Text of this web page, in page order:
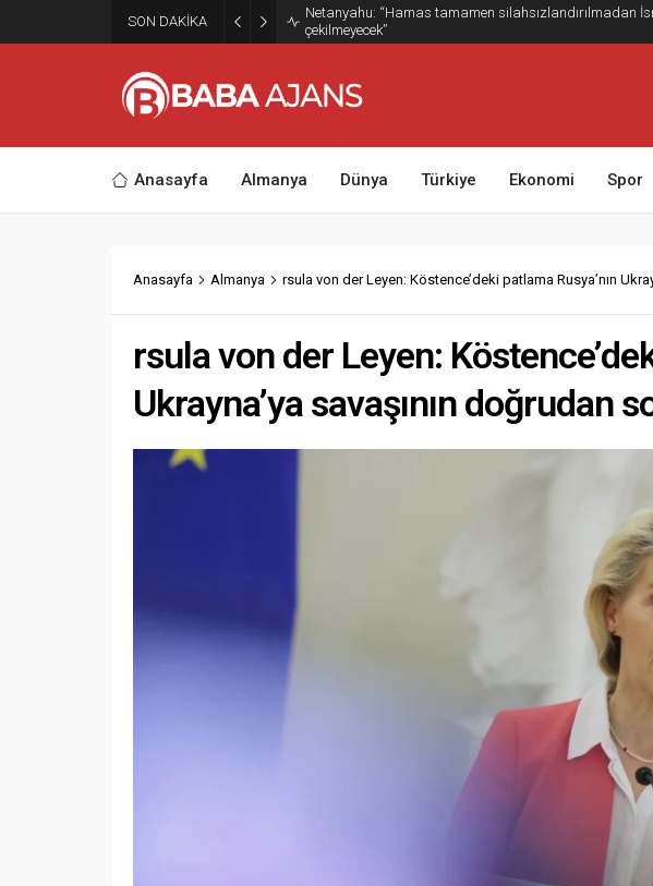
SON DAKİKA
Netanyahu: “Hamas tamamen silahsızlandırılmadan
çekilmeyecek”
Anasayfa Almanya Dünya Türkiye Ekonomi Spor
Anasayfa Almanya rsula von der Leyen: Köstence’deki patlama Rusya’nın
rsula von der Leyen:
Ukrayna’ya savaşının doğrudan